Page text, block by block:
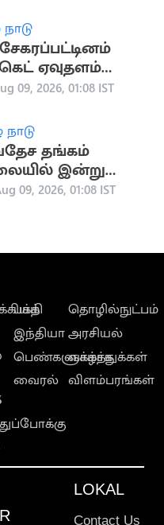
ஏவுதளம்
மயமாகிறது:
09, 2026, 01:08 IST
நாடு
தங்கம்
இன்று
09, 2026, 01:08 IST
பக்தி
இந்தியா
பெண்களுக்காக
வைரல்
தொழில்நுட்பம்
அரசியல்
வாழ்த்துக்கள்
விளம்பரங்கள்
LOKAL
Contact Us